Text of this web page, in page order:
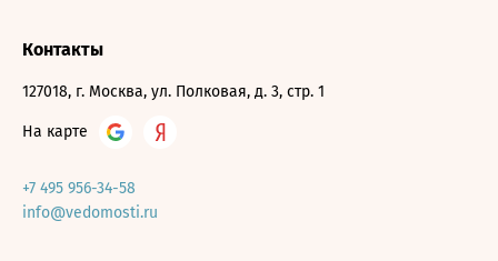
Контакты
127018, г. Москва, ул. Полковая, д. 3, стр. 1
На карте
+7 495 956-34-58
info@vedomosti.ru